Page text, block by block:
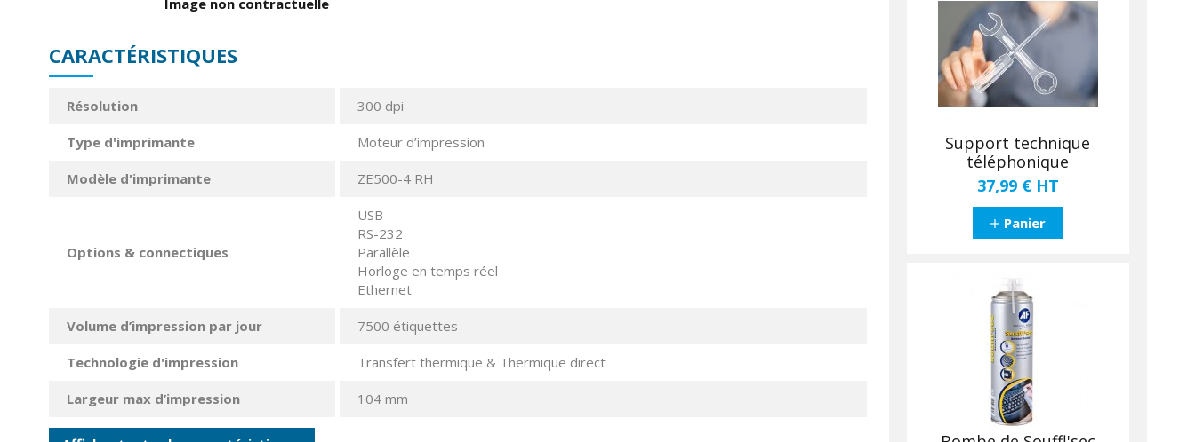
Image non contractuelle
Support technique
téléphonique
37,99 € HT
Panier
CARACTÉRISTIQUES
Résolution 300 dpi
Type d'imprimante Moteur d’impression
Modèle d'imprimante ZE500-4 RH
Options & connectiques
USB
RS-232
Parallèle
Horloge en temps réel
Ethernet
Volume d’impression par jour 7500 étiquettes
Technologie d'impression Transfert thermique & Thermique direct
Largeur max d’impression 104 mm